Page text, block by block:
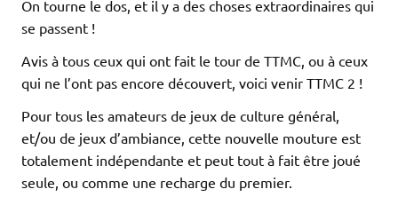
On tourne le dos, et il y a des choses extraordinaires qui
se passent !
Avis à tous ceux qui ont fait le tour de TTMC, ou à ceux
qui ne l’ont pas encore découvert, voici venir TTMC 2 !
Pour tous les amateurs de jeux de culture général,
et/ou de jeux d’ambiance, cette nouvelle mouture est
totalement indépendante et peut tout à fait être joué
seule, ou comme une recharge du premier.